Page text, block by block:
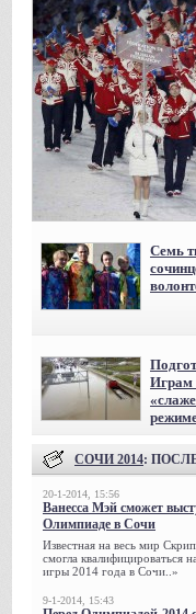
Семь
Играм
СОЧИ 2014:
20-1-2014, 15:56
Ванесса Мэй сможет
Олимпиаде в Сочи
Известная на весь мир
смогла квалифицироваться
игры 2014 года в Сочи..»
9-1-2014, 15:43